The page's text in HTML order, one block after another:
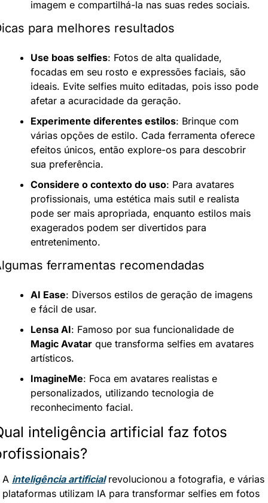
imagem e compartilhá-la nas suas redes sociais.
para melhores resultados
Use boas selfies: Fotos de alta qualidade,
focadas em seu rosto e expressões faciais, são
ideais. Evite selfies muito editadas, pois isso pode
afetar a acuracidade da geração.
Experimente diferentes estilos: Brinque com
várias opções de estilo. Cada ferramenta oferece
efeitos únicos, então explore-os para descobrir
sua preferência.
Considere o contexto do uso: Para avatares
profissionais, uma estética mais sutil e realista
pode ser mais apropriada, enquanto estilos mais
exagerados podem ser divertidos para
entretenimento.
ferramentas recomendadas
AI Ease: Diversos estilos de geração de imagens
e fácil de usar.
Lensa AI
Magic Avatar que transforma selfies em avatares
artísticos.
ImagineMe: Foca em avatares realistas e
personalizados, utilizando tecnologia de
reconhecimento facial.
inteligência artificial faz fotos
A inteligência artificial revolucionou a fotografia, e várias
plataformas utilizam IA para transformar selfies em fotos